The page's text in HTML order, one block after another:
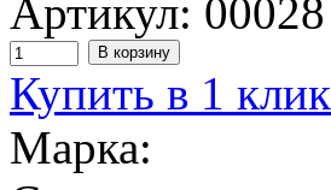
Артикул: 00028
Купить в 1 клик
Марка: